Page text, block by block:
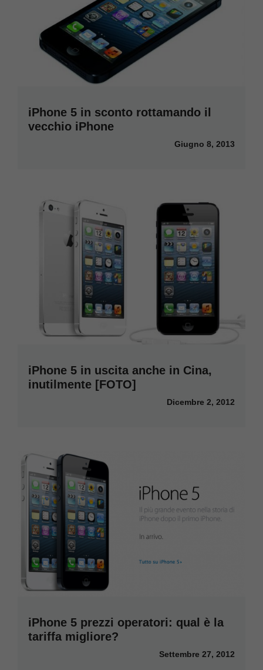
iPhone 5 in sconto rottamando il
vecchio iPhone
Giugno 8, 2013
iPhone 5 in uscita anche in Cina,
inutilmente [FOTO]
Dicembre 2, 2012
iPhone 5 prezzi operatori: qual è la
tariffa migliore?
Settembre 27, 2012